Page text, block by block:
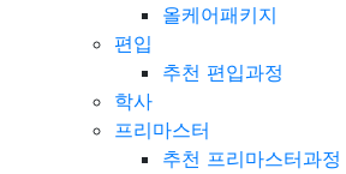
올케어패키지
편입
추천 편입과정
학사
프리마스터
추천 프리마스터과정